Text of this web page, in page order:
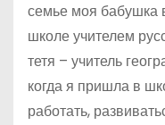
семье моя бабушка
школе учителем
тетя – учитель
когда я пришла в
работать,